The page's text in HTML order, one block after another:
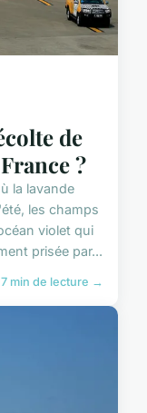
de
?
la lavande
les champs
violet qui
prisée par...
7 min de lecture →